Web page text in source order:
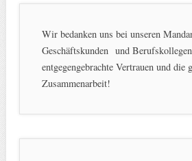
Wir bedanken uns bei unseren
Geschäftskunden und
entgegengebrachte Vertrauen und die
Zusammenarbeit!